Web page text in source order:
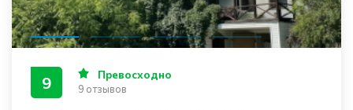
9 Превосходно
9 отзывов